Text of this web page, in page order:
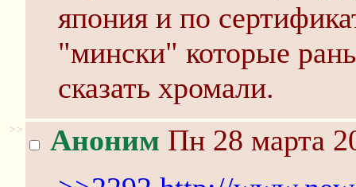
япония и по
"мински" которые
сказать хромали.
>> Аноним Пн 28 марта